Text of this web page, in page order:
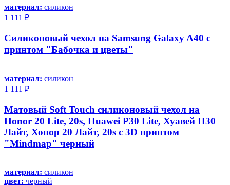
материал: силикон
1 111 ₽
Силиконовый чехол на Samsung Galaxy A40 с
принтом "Бабочка и цветы"
материал: силикон
1 111 ₽
Матовый Soft Touch силиконовый чехол на
Honor 20 Lite, 20s, Huawei P30 Lite, Хуавей П30
Лайт, Хонор 20 Лайт, 20s с 3D принтом
"Mindmap" черный
материал: силикон
цвет: черный